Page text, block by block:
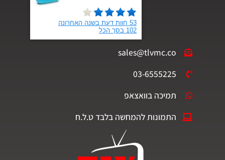
sales@tlvmc.co
03-6555225
תמיכה בוואצאפ
התמונות להמחשה בלבד ט.ל.ח